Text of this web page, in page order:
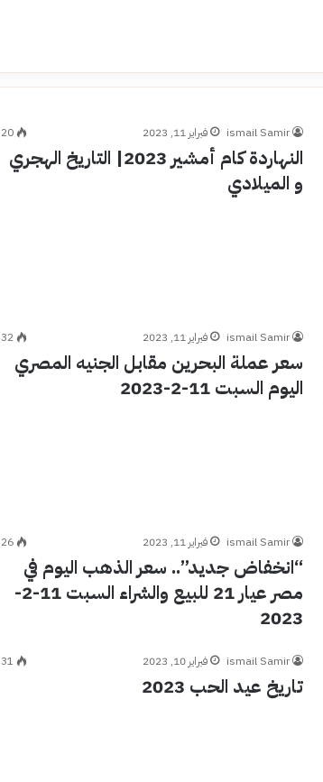
ismail Samir فبراير 11, 2023 20
النهاردة كام أمشير 2023| التاريخ الهجري
و الميلادي
ismail Samir فبراير 11, 2023 32
سعر عملة البحرين مقابل الجنيه المصري
اليوم السبت 11-2-2023
ismail Samir فبراير 11, 2023 26
“انخفاض جديد”.. سعر الذهب اليوم في
مصر عيار 21 للبيع والشراء السبت 11-2-
2023
ismail Samir فبراير 10, 2023 31
تاريخ عيد الحب 2023